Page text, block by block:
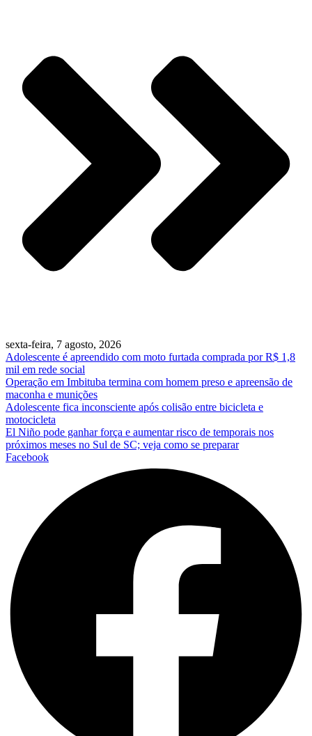
sexta-feira, 7 agosto, 2026
Adolescente é apreendido com moto furtada comprada por R$ 1,8
mil em rede social
Operação em Imbituba termina com homem preso e apreensão de
maconha e munições
Adolescente fica inconsciente após colisão entre bicicleta e
motocicleta
El Niño pode ganhar força e aumentar risco de temporais nos
próximos meses no Sul de SC; veja como se preparar
Facebook